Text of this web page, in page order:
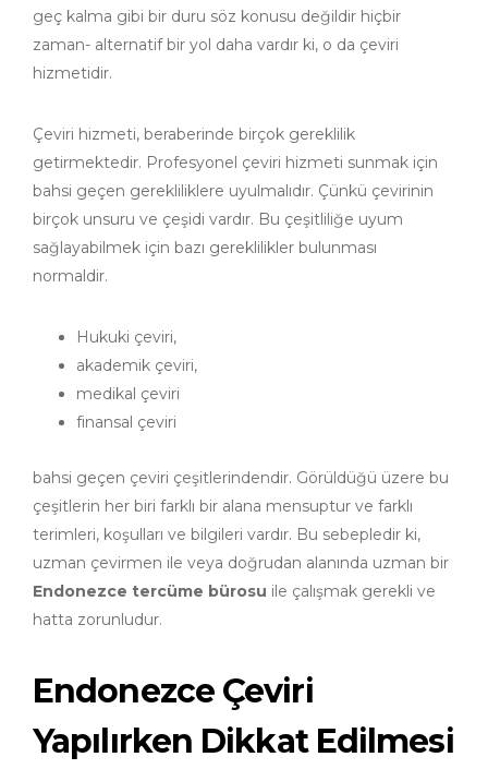
geç kalma gibi bir duru söz konusu değildir hiçbir
zaman- alternatif bir yol daha vardır ki, o da çeviri
hizmetidir.
Çeviri hizmeti, beraberinde birçok gereklilik
getirmektedir. Profesyonel çeviri hizmeti sunmak için
bahsi geçen gerekliliklere uyulmalıdır. Çünkü çevirinin
birçok unsuru ve çeşidi vardır. Bu çeşitliliğe uyum
sağlayabilmek için bazı gereklilikler bulunması
normaldir.
Hukuki çeviri,
akademik çeviri,
medikal çeviri
finansal çeviri
bahsi geçen çeviri çeşitlerindendir. Görüldüğü üzere bu
çeşitlerin her biri farklı bir alana mensuptur ve farklı
terimleri, koşulları ve bilgileri vardır. Bu sebepledir ki,
uzman çevirmen ile veya doğrudan alanında uzman bir
Endonezce tercüme bürosu ile çalışmak gerekli ve
hatta zorunludur.
Endonezce Çeviri
Yapılırken Dikkat Edilmesi